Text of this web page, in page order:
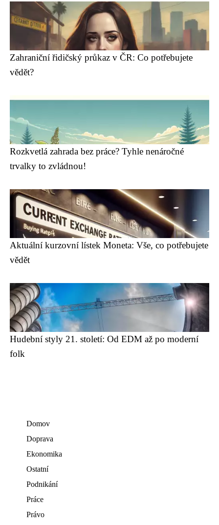
Zahraniční řidičský průkaz v ČR: Co potřebujete
vědět?
Rozkvetlá zahrada bez práce? Tyhle nenáročné
trvalky to zvládnou!
Aktuální kurzovní lístek Moneta: Vše, co potřebujete
vědět
Hudební styly 21. století: Od EDM až po moderní
folk
Domov
Doprava
Ekonomika
Ostatní
Podnikání
Práce
Právo